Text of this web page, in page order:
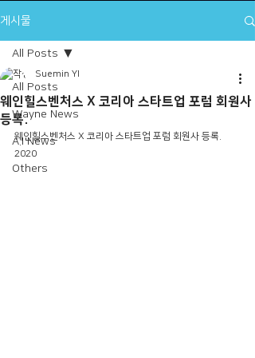
게시물
All Posts
Wayne News
A.I News
Others
All Posts
웨인힐스벤처스 X 코리아 스타트업 포럼 회원사
등록.
Suemin YI
웨인힐스벤처스 X 코리아 스타트업 포럼 회원사 등록.
2020